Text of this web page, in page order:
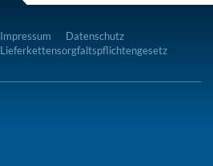
Impressum
Datenschutz
Lieferkettensorgfaltspflichtengesetz